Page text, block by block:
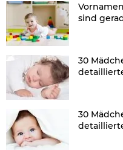
sind
30
30